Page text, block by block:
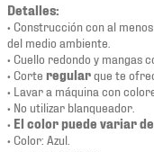
Detalles:
• Construcción con al
del medio ambiente.
• Cuello redondo y mangas
• Corte regularque te
• Lavar a máquina con
• No utilizar blanqueador.
• El color puede variar
• Color: Azul.